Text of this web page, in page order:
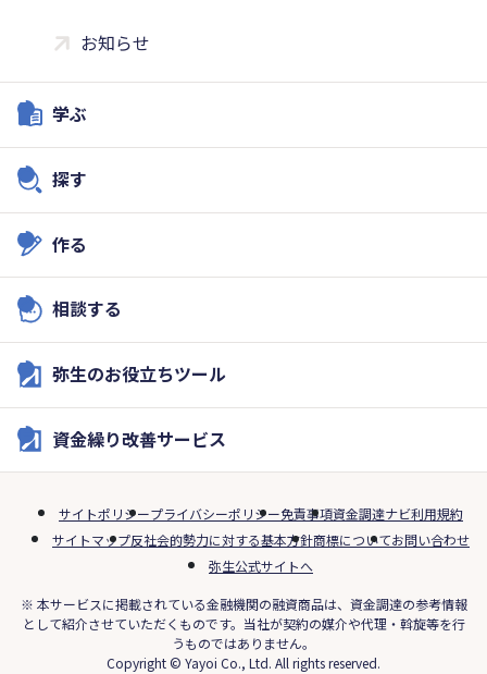
お知らせ
学ぶ
探す
作る
相談する
弥生のお役立ちツール
資金繰り改善サービス
サイトポリシープライバシーポリシー免責事項資金調達ナビ利用規約
サイトマップ反社会的勢力に対する基本方針商標についてお問い合わせ
弥生公式サイトへ
※ 本サービスに掲載されている金融機関の融資商品は、資金調達の参考情報
として紹介させていただくものです。当社が契約の媒介や代理・斡旋等を行
うものではありません。
Copyright © Yayoi Co., Ltd. All rights reserved.